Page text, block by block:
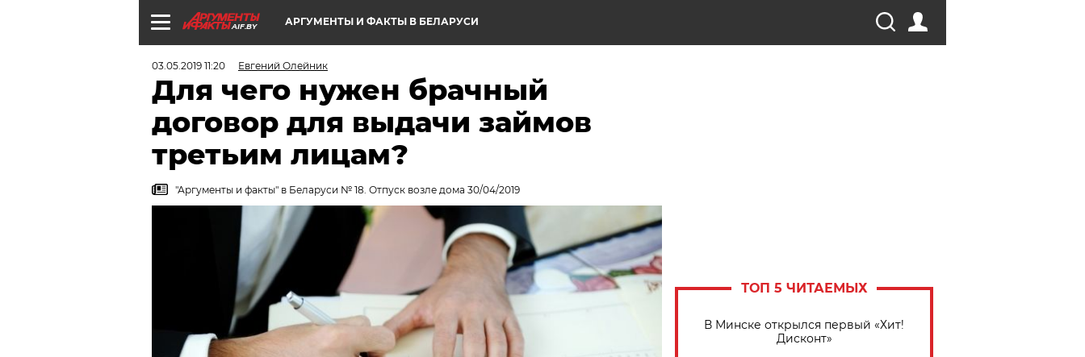
AIF.BY АРГУМЕНТЫ И ФАКТЫ В БЕЛАРУСИ
03.05.2019 11:20 Евгений Олейник
Для чего нужен брачный
договор для выдачи займов
третьим лицам?
"Аргументы и факты" в Беларуси № 18. Отпуск возле дома 30/04/2019
ТОП 5 ЧИТАЕМЫХ
В Минске открылся первый «Хит!
Дисконт»